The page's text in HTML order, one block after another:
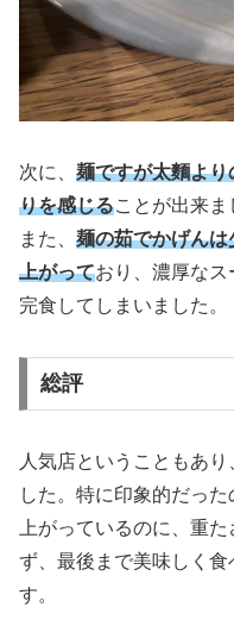
次に、 麺ですが太麵よ
りを感じることが出来ま
また、 麺の茹でかげん
上がっており、濃厚な
完食してしまいました。
総評
人気店ということもあ
した。特に印象的だっ
上がっているのに、重
ず、最後まで美味しく
す。